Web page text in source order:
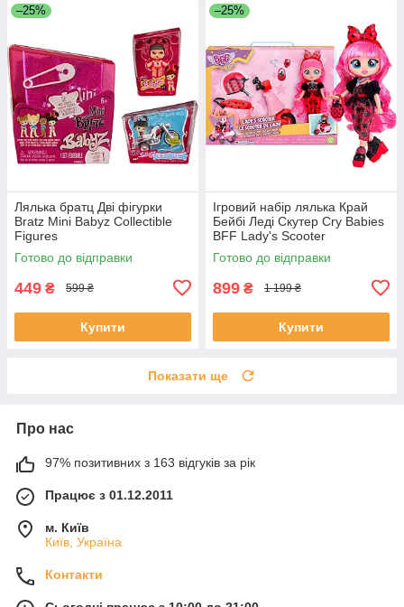
–25%
Лялька братц Дві фігурки
Bratz Mini Babyz Collectible
Figures
Готово до відправки
449 ₴ 599 ₴
Купити
–25%
Ігровий набір лялька Край
Бейбі Леді Скутер Cry Babies
BFF Lady's Scooter
Готово до відправки
899 ₴ 1 199 ₴
Купити
Показати ще
Про нас
97% позитивних з 163 відгуків за рік
Працює з 01.12.2011
м. Київ
Київ, Україна
Контакти